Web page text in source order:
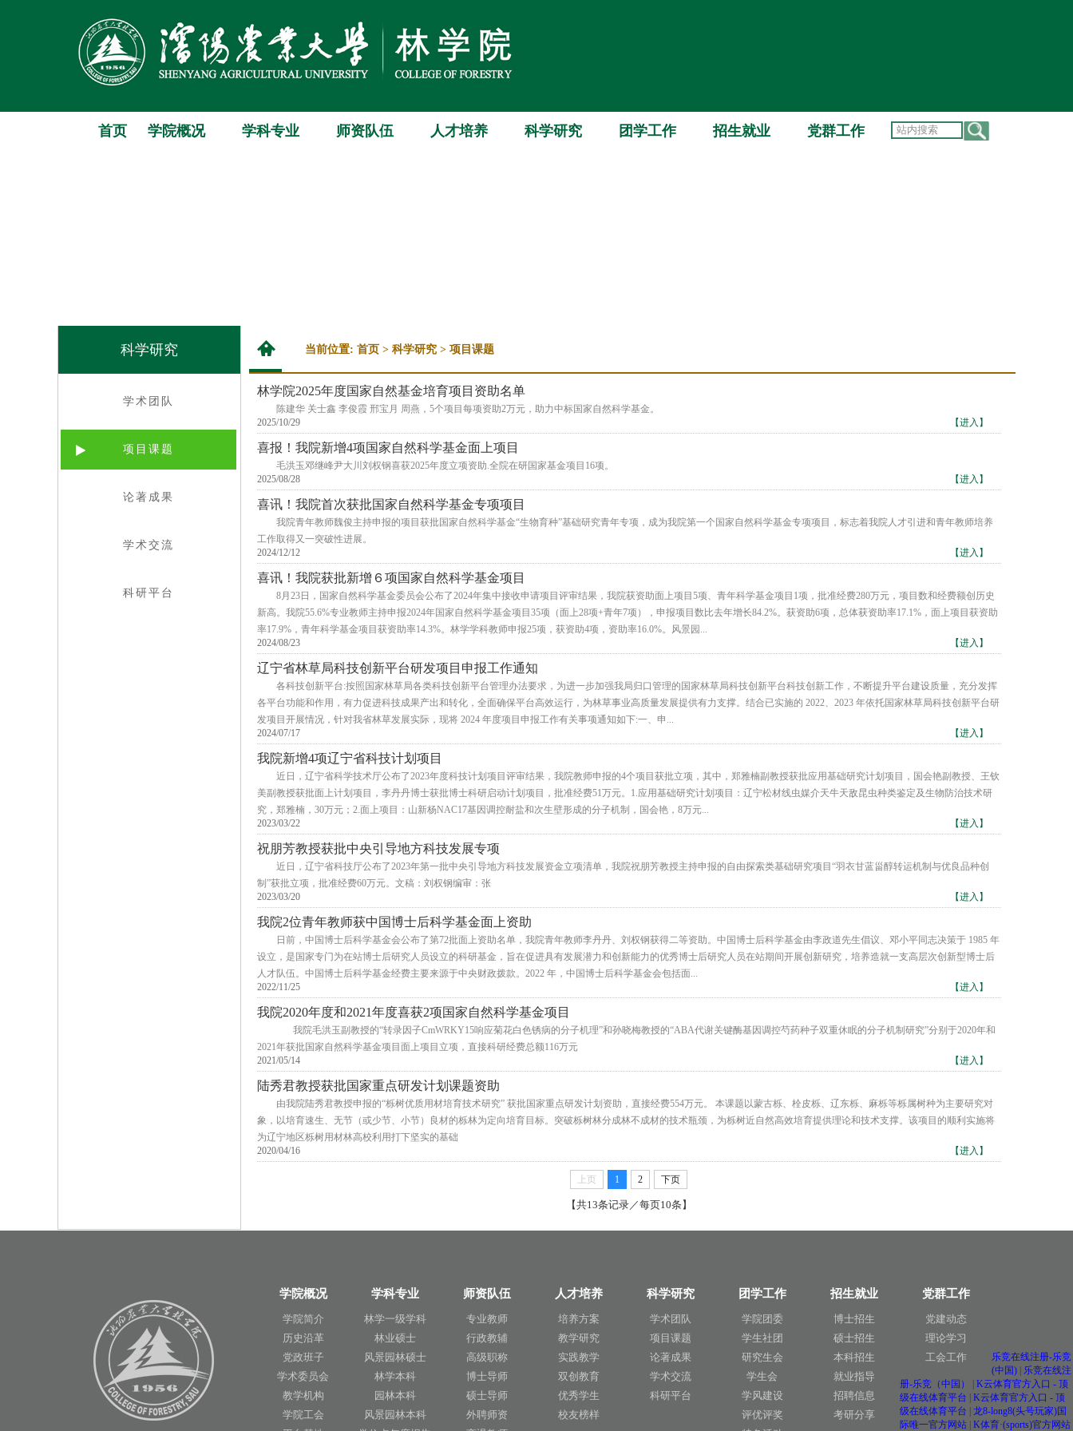
首页 学院概况 学科专业 师资队伍 人才培养 科学研究 团学工作 招生就业 党群工作
科学研究
学术团队
项目课题
论著成果
学术交流
科研平台
当前位置: 首页 > 科学研究 > 项目课题
林学院2025年度国家自然基金培育项目资助名单
陈建华 关士鑫 李俊霞 邢宝月 周燕，5个项目每项资助2万元，助力中标国家自然科学基金。
【进入】
2025/10/29
喜报！我院新增4项国家自然科学基金面上项目
毛洪玉邓继峰尹大川刘权钢喜获2025年度立项资助.全院在研国家基金项目16项。
【进入】
2025/08/28
喜讯！我院首次获批国家自然科学基金专项项目
我院青年教师魏俊主持申报的项目获批国家自然科学基金“生物育种”基础研究青年专项，成为我院第一个国家自然科学基金专项项目，标志着我院人才引进和青年教师培养
工作取得又一突破性进展。
【进入】
2024/12/12
喜讯！我院获批新增６项国家自然科学基金项目
8月23日，国家自然科学基金委员会公布了2024年集中接收申请项目评审结果，我院获资助面上项目5项、青年科学基金项目1项，批准经费280万元，项目数和经费额创历史
新高。我院55.6%专业教师主持申报2024年国家自然科学基金项目35项（面上28项+青年7项），申报项目数比去年增长84.2%。获资助6项，总体获资助率17.1%，面上项目获资助
率17.9%，青年科学基金项目获资助率14.3%。林学学科教师申报25项，获资助4项，资助率16.0%。风景园...
【进入】
2024/08/23
辽宁省林草局科技创新平台研发项目申报工作通知
​各科技创新平台:按照国家林草局各类科技创新平台管理办法要求，为进一步加强我局归口管理的国家林草局科技创新平台科技创新工作，不断提升平台建设质量，充分发挥
各平台功能和作用，有力促进科技成果产出和转化，全面确保平台高效运行，为林草事业高质量发展提供有力支撑。结合已实施的 2022、2023 年依托国家林草局科技创新平台研
发项目开展情况，针对我省林草发展实际，现将 2024 年度项目申报工作有关事项通知如下:一、申...
【进入】
2024/07/17
我院新增4项辽宁省科技计划项目
近日，辽宁省科学技术厅公布了2023年度科技计划项目评审结果，我院教师申报的4个项目获批立项，其中，郑雅楠副教授获批应用基础研究计划项目，国会艳副教授、王钦
美副教授获批面上计划项目，李丹丹博士获批博士科研启动计划项目，批准经费51万元。1.应用基础研究计划项目：辽宁松材线虫媒介天牛天敌昆虫种类鉴定及生物防治技术研
究，郑雅楠，30万元；2.面上项目：山新杨NAC17基因调控耐盐和次生壁形成的分子机制，国会艳，8万元...
【进入】
2023/03/22
祝朋芳教授获批中央引导地方科技发展专项
​近日，辽宁省科技厅公布了2023年第一批中央引导地方科技发展资金立项清单，我院祝朋芳教授主持申报的自由探索类基础研究项目“羽衣甘蓝甾醇转运机制与优良品种创
制”获批立项，批准经费60万元。文稿：刘权钢编审：张
【进入】
2023/03/20
我院2位青年教师获中国博士后科学基金面上资助
日前，中国博士后科学基金会公布了第72批面上资助名单，我院青年教师李丹丹、刘权钢获得二等资助。中国博士后科学基金由李政道先生倡议、邓小平同志决策于 1985 年
设立，是国家专门为在站博士后研究人员设立的科研基金，旨在促进具有发展潜力和创新能力的优秀博士后研究人员在站期间开展创新研究，培养造就一支高层次创新型博士后
人才队伍。中国博士后科学基金经费主要来源于中央财政拨款。2022 年，中国博士后科学基金会包括面...
【进入】
2022/11/25
我院2020年度和2021年度喜获2项国家自然科学基金项目
我院毛洪玉副教授的“转录因子CmWRKY15响应菊花白色锈病的分子机理”和孙晓梅教授的“ABA代谢关键酶基因调控芍药种子双重休眠的分子机制研究”分别于2020年和
2021年获批国家自然科学基金项目面上项目立项，直接科研经费总额116万元
【进入】
2021/05/14
陆秀君教授获批国家重点研发计划课题资助
由我院陆秀君教授申报的“栎树优质用材培育技术研究” 获批国家重点研发计划资助，直接经费554万元。 本课题以蒙古栎、栓皮栎、辽东栎、麻栎等栎属树种为主要研究对
象，以培育速生、无节（或少节、小节）良材的栎林为定向培育目标。突破栎树林分成林不成材的技术瓶颈，为栎树近自然高效培育提供理论和技术支撑。该项目的顺利实施将
为辽宁地区栎树用材林高校利用打下坚实的基础
【进入】
2020/04/16
上页 1 2 下页
【共13条记录／每页10条】
学院概况
学院简介
历史沿革
党政班子
学术委员会
教学机构
学院工会
学科专业
林学一级学科
林业硕士
风景园林硕士
林学本科
园林本科
风景园林本科
师资队伍
专业教师
行政教辅
高级职称
博士导师
硕士导师
外聘师资
人才培养
培养方案
教学研究
实践教学
双创教育
优秀学生
校友榜样
科学研究
学术团队
项目课题
论著成果
学术交流
科研平台
团学工作
学院团委
学生社团
研究生会
学生会
学风建设
评优评奖
招生就业
博士招生
硕士招生
本科招生
就业指导
招聘信息
考研分享
党群工作
党建动态
理论学习
工会工作
乐竞在线注册-乐竞
(中国)
乐竞在线注
册-乐竞（中国）
K云体育官方入口 - 顶
级在线体育平台
K云体育官方入口 - 顶
级在线体育平台
龙8-long8(头号玩家)国
际唯一官方网站 K体育·(sports)官方网站